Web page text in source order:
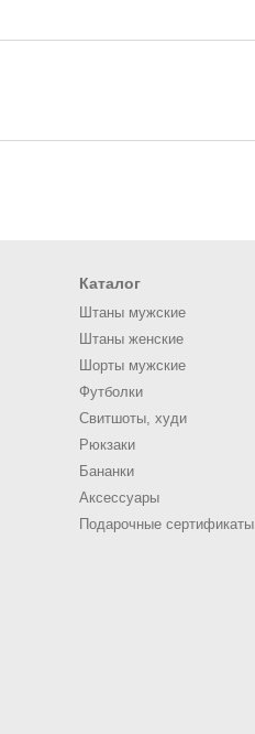
Каталог
Штаны мужские
Штаны женские
Шорты мужские
Футболки
Свитшоты, худи
Рюкзаки
Бананки
Аксессуары
Подарочные сертификаты